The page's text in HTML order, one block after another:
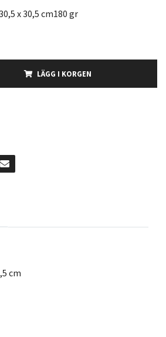
x 30,5 cm180 gr
LÄGG I KORGEN
cm